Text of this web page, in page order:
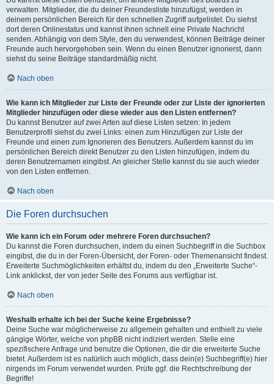
verwalten. Mitglieder, die du deiner Freundesliste hinzufügst, werden in
deinem persönlichen Bereich für den schnellen Zugriff aufgelistet. Du siehst
dort deren Onlinestatus und kannst ihnen schnell eine Private Nachricht
senden. Abhängig von dem Style, den du verwendest, können Beiträge deiner
Freunde auch hervorgehoben sein. Wenn du einen Benutzer ignorierst, dann
siehst du seine Beiträge standardmäßig nicht.
Nach oben
Wie kann ich Mitglieder zur Liste der Freunde oder zur Liste der ignorierten
Mitglieder hinzufügen oder diese wieder aus den Listen entfernen?
Du kannst Benutzer auf zwei Arten auf diese Listen setzen: In jedem
Benutzerprofil siehst du zwei Links: einen zum Hinzufügen zur Liste der
Freunde und einen zum Ignorieren des Benutzers. Außerdem kannst du im
persönlichen Bereich direkt Benutzer zu den Listen hinzufügen, indem du
deren Benutzernamen eingibst. An gleicher Stelle kannst du sie auch wieder
von den Listen entfernen.
Nach oben
Die Foren durchsuchen
Wie kann ich ein Forum oder mehrere Foren durchsuchen?
Du kannst die Foren durchsuchen, indem du einen Suchbegriff in die Suchbox
eingibst, die du in der Foren-Übersicht, der Foren- oder Themenansicht findest.
Erweiterte Suchmöglichkeiten erhältst du, indem du den „Erweiterte Suche“-
Link anklickst, der von jeder Seite des Forums aus verfügbar ist.
Nach oben
Weshalb erhalte ich bei der Suche keine Ergebnisse?
Deine Suche war möglicherweise zu allgemein gehalten und enthielt zu viele
gängige Wörter, welche von phpBB nicht indiziert werden. Stelle eine
spezifischere Anfrage und benutze die Optionen, die dir die erweiterte Suche
bietet. Außerdem ist es natürlich auch möglich, dass dein(e) Suchbegriff(e) hier
nirgends im Forum verwendet wurden. Prüfe ggf. die Rechtschreibung der
Begriffe!